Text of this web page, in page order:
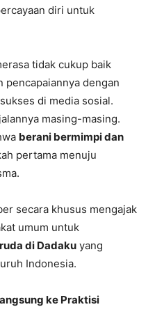
diri untuk
tidak cukup baik
pencapaiannya dengan
di media sosial.
masing-masing.
berani bermimpi dan
pertama menuju
secara khusus mengajak
umum untuk
di Dadaku yang
Indonesia.
ke Praktisi